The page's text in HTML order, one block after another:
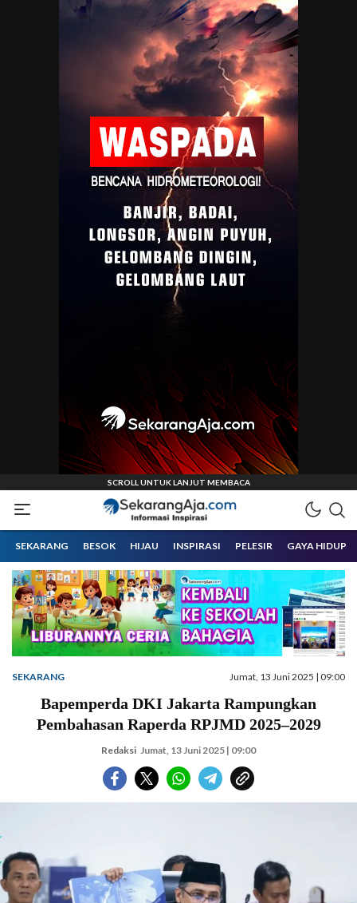
Sekarangaja
Informasi Inspirasi Malang Raya
SEKARANG BESOK HIJAU INSPIRASI PELESIR GAYA HIDUP
SEKARANG Jumat, 13 Juni 2025 | 09:00
Bapemperda DKI Jakarta Rampungkan
Pembahasan Raperda RPJMD 2025–2029
Redaksi Jumat, 13 Juni 2025 | 09:00